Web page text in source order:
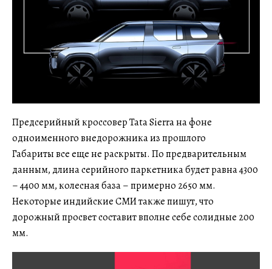
Предсерийный кроссовер Tata Sierra на фоне
одноименного внедорожника из прошлого
Габариты все еще не раскрыты. По предварительным
данным, длина серийного паркетника будет равна 4300
– 4400 мм, колесная база – примерно 2650 мм.
Некоторые индийские СМИ также пишут, что
дорожный просвет составит вполне себе солидные 200
мм.